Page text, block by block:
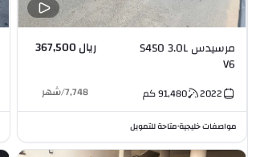
مرسيدس S450 3.0L
V6
ريال 367,500
2022
91,480كم 7,748
/شهر
مواصفات خليجية•متاحة للتمويل